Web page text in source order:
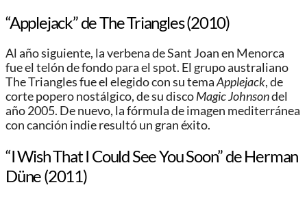
“Applejack” de The Triangles (2010)
Al año siguiente, la verbena de Sant Joan en Menorca
fue el telón de fondo para el spot. El grupo australiano
The Triangles fue el elegido con su temaApplejack, de
corte popero nostálgico, de su discoMagic Johnsondel
año 2005. De nuevo, la fórmula de imagen mediterránea
con canción indie resultó un gran éxito.
“I Wish That I Could See You Soon” de Herman
Düne (2011)